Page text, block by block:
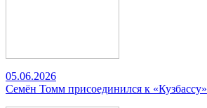
05.06.2026
Семён Томм присоединился к «Кузбассу»